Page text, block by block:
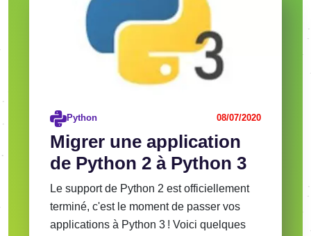
Migrer une application
de Python 2 à Python 3
Python 08/07/2020
Le support de Python 2 est officiellement
terminé, c'est le moment de passer vos
applications à Python 3 ! Voici quelques